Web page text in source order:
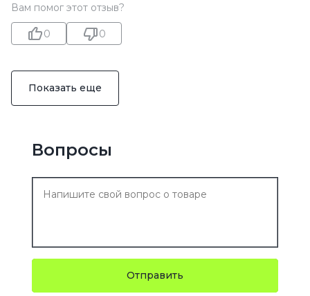
Вам помог этот отзыв?
0 0
Показать еще
Вопросы
Отправить